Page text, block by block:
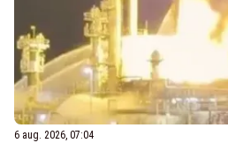
6 aug. 2026, 07:04